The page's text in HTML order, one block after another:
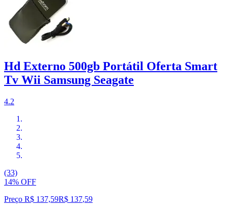
Hd Externo 500gb Portátil Oferta Smart
Tv Wii Samsung Seagate
4.2
(33)
14% OFF
Preço R$ 137,59R$ 137,59